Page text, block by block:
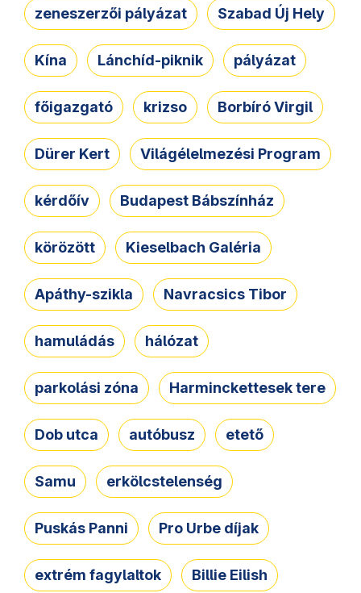
zeneszerzői pályázat Szabad Új Hely
Kína Lánchíd-piknik pályázat
főigazgató krizso Borbíró Virgil
Dürer Kert Világélelmezési Program
kérdőív Budapest Bábszínház
körözött Kieselbach Galéria
Apáthy-szikla Navracsics Tibor
hamuládás hálózat
parkolási zóna Harminckettesek tere
Dob utca autóbusz etető
Samu erkölcstelenség
Puskás Panni Pro Urbe díjak
extrém fagylaltok Billie Eilish